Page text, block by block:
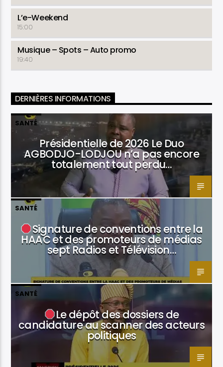
L’e-Weekend
15:00
Musique – Spots – Auto promo
19:40
DERNIÈRES INFORMATIONS
SANTÉ
Présidentielle de 2026 Le Duo
AGBODJO-LODJOU n’a pas encore
totalement tout perdu…
SANTÉ
Signature de conventions entre la
HAAC et des promoteurs de médias
sept Radios et Télévision…
SANTÉ
Le dépôt des dossiers de
candidature au scanner des acteurs
politiques